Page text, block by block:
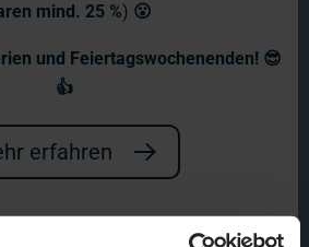
-
Wunderland
Nacht mit
mind. 25 %) 😮
und Feiertagswochenenden! 😎
👍
erfahren